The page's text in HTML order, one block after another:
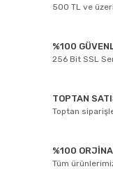
500 TL ve
%100
256 Bit SSL
TOPTAN
Toptan
%100
Tüm